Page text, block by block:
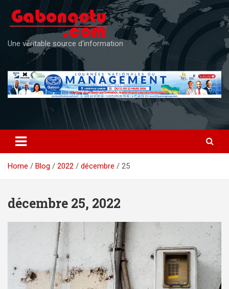
content
Une véritable source d'information
Home Blog 2022 décembre 25
décembre 25, 2022